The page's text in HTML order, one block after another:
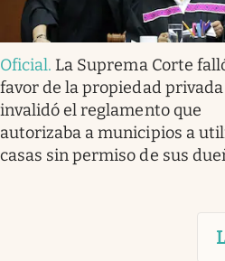
Oficial. La Suprema Corte
favor de la propiedad privada
invalidó el reglamento que
autorizaba a municipios a
casas sin permiso de sus